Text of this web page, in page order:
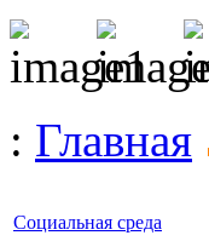
: Главная
Социальная среда